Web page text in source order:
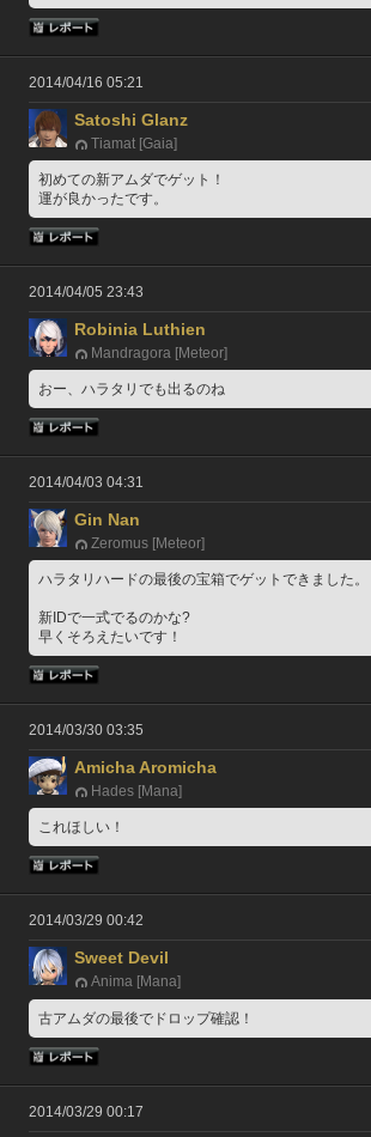
2014/04/16 05:21
Satoshi Glanz
Tiamat [Gaia]
初めての新アムダでゲット！
運が良かったです。
2014/04/05 23:43
Robinia Luthien
Mandragora [Meteor]
おー、ハラタリでも出るのね
2014/04/03 04:31
Gin Nan
Zeromus [Meteor]
ハラタリハードの最後の宝箱でゲットできました。
新IDで一式でるのかな?
早くそろえたいです！
2014/03/30 03:35
Amicha Aromicha
Hades [Mana]
これほしい！
2014/03/29 00:42
Sweet Devil
Anima [Mana]
古アムダの最後でドロップ確認！
2014/03/29 00:17